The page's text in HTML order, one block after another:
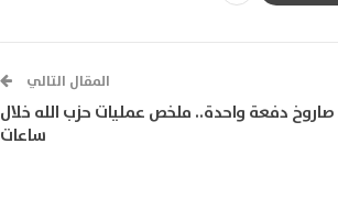
المقال التالي
50 صاروخ دفعة واحدة.. ملخص عمليات حزب الله خلال
ساعات